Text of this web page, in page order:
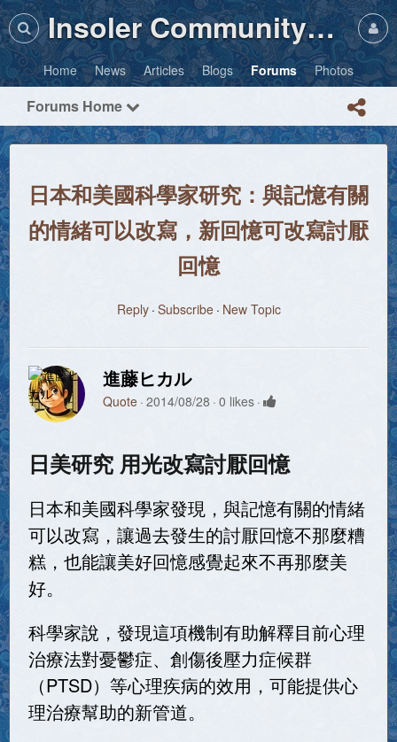
Insoler Community・Photos
Home News Articles Blogs Forums Photos
Forums Home
日本和美國科學家研究：與記憶有關
的情緒可以改寫，新回憶可改寫討厭
回憶
Reply Subscribe New Topic
進藤ヒカル
Quote 2014/08/28 0 likes
日美研究 用光改寫討厭回憶
日本和美國科學家發現，與記憶有關的情緒
可以改寫，讓過去發生的討厭回憶不那麼糟
糕，也能讓美好回憶感覺起來不再那麼美
好。
科學家說，發現這項機制有助解釋目前心理
治療法對憂鬱症、創傷後壓力症候群
（PTSD）等心理疾病的效用，可能提供心
理治療幫助的新管道。